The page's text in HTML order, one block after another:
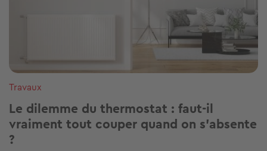
Travaux
Le dilemme du thermostat : faut-il
vraiment tout couper quand on s'absente
?